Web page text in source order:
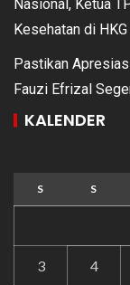
Nasional, Ketua
Kesehatan di
Pastikan
Fauzi Efrizal
KALENDER
S S
3 4